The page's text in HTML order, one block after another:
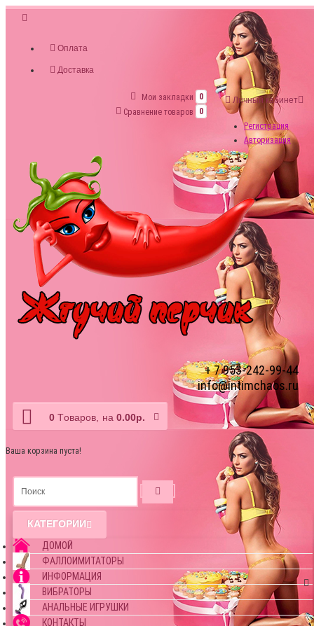
Оплата
Доставка
Личный кабинет
Регистрация
Авторизация
Мои закладки
0
Сравнение товаров
0
+ 7 953-242-99-44
info@intimchaos.ru
0 Tоваров, на 0.00р.
Ваша корзина пуста!
КАТЕГОРИИ
ДОМОЙ
ФАЛЛОИМИТАТОРЫ
ИНФОРМАЦИЯ
ВИБРАТОРЫ
АНАЛЬНЫЕ ИГРУШКИ
КОНТАКТЫ